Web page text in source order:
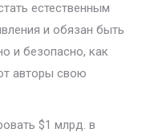
естественным
и обязан быть
и безопасно, как
авторы свою
$1 млрд. в